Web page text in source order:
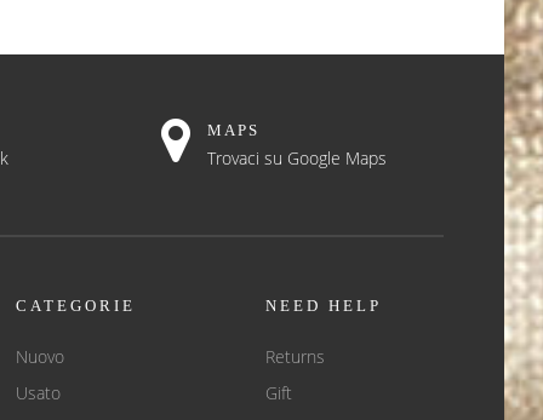
MAPS
Trovaci su Google Maps
CATEGORIE
Nuovo
Usato
NEED HELP
Returns
Gift